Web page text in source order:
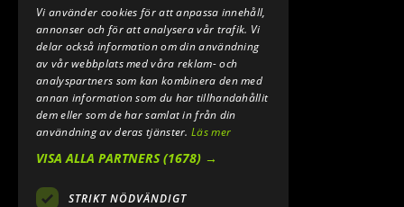
E-POST:
INFO@SPEEDSHOPEN.SE
ÅNGRA MITT KÖP
Vi använder cookies för att anpassa innehåll,
annonser och för att analysera vår trafik. Vi
delar också information om din användning
av vår webbplats med våra reklam- och
analyspartners som kan kombinera den med
annan information som du har tillhandahållit
dem eller som de har samlat in från din
användning av deras tjänster.Läs mer
VISA ALLA PARTNERS(1678) →
STRIKT NÖDVÄNDIGT